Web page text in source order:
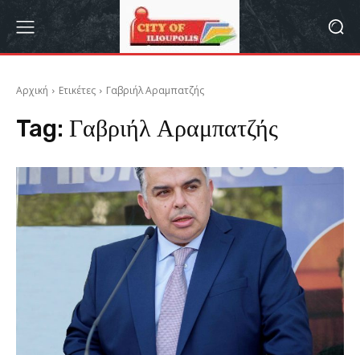
Αρχική Ετικέτες Γαβριήλ Αραμπατζής
Tag: Γαβριήλ Αραμπατζής